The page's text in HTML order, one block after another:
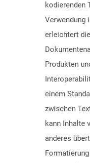
kodierenden
Verwendung
erleichtert
Produkten
einem
zwischen
kann Inhalte
anderes